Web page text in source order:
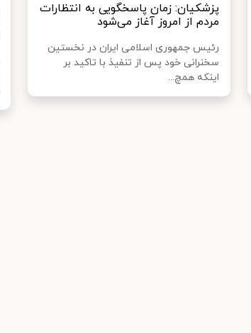
پزشکیان: زمان پاسخگویی به انتظارات
مردم از امروز آغاز می‌شود
رئیس جمهوری اسلامی ایران در نخستین
سخنرانی خود پس از تنفیذ با تاکید بر
اینکه همچ...